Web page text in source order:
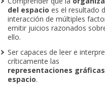
del espacio es el resultado
interacción de múltiples
emitir juicios razonados
ello.
Ser capaces de leer e
críticamente las
representaciones
espacio.